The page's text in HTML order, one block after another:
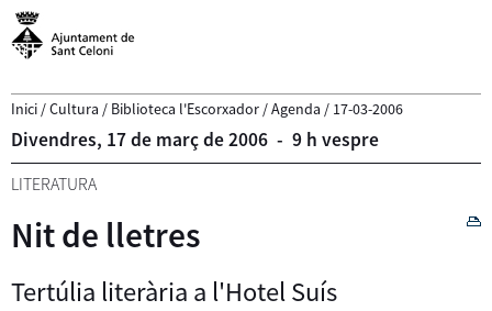
Inici /Cultura / Biblioteca l'Escorxador /Agenda / 17-03-2006
Divendres, 17de marçde2006 - 9 h vespre
LITERATURA
Nit de lletres
Tertúlia literària a l'Hotel Suís